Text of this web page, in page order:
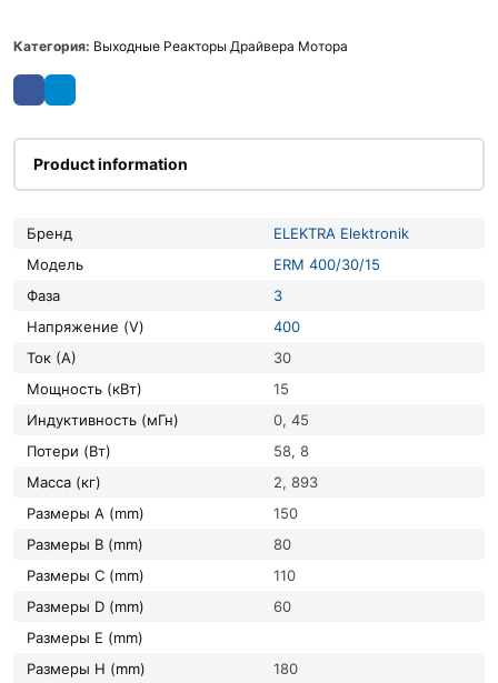
Категория: Выходные Реакторы Драйвера Мотора
Product information
Бренд
ELEKTRA Elektronik
Модель
ERM 400/30/15
Фаза
3
Напряжение (V)
400
Ток (А)
30
Мощность (кВт)
15
Индуктивность (мГн)
0, 45
Потери (Вт)
58, 8
Масса (кг)
2, 893
Размеры A (mm)
150
Размеры B (mm)
80
Размеры C (mm)
110
Размеры D (mm)
60
Размеры E (mm)
Размеры H (mm)
180